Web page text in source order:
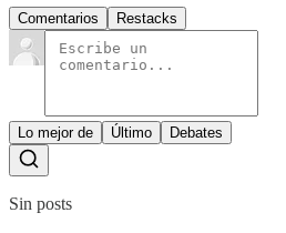
Comentarios Restacks
Lo mejor de Último Debates
Sin posts